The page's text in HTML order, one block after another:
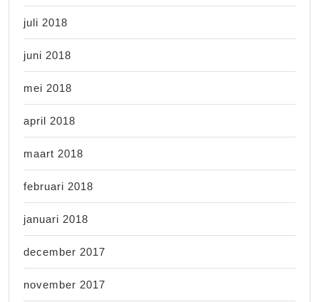
juli 2018
juni 2018
mei 2018
april 2018
maart 2018
februari 2018
januari 2018
december 2017
november 2017